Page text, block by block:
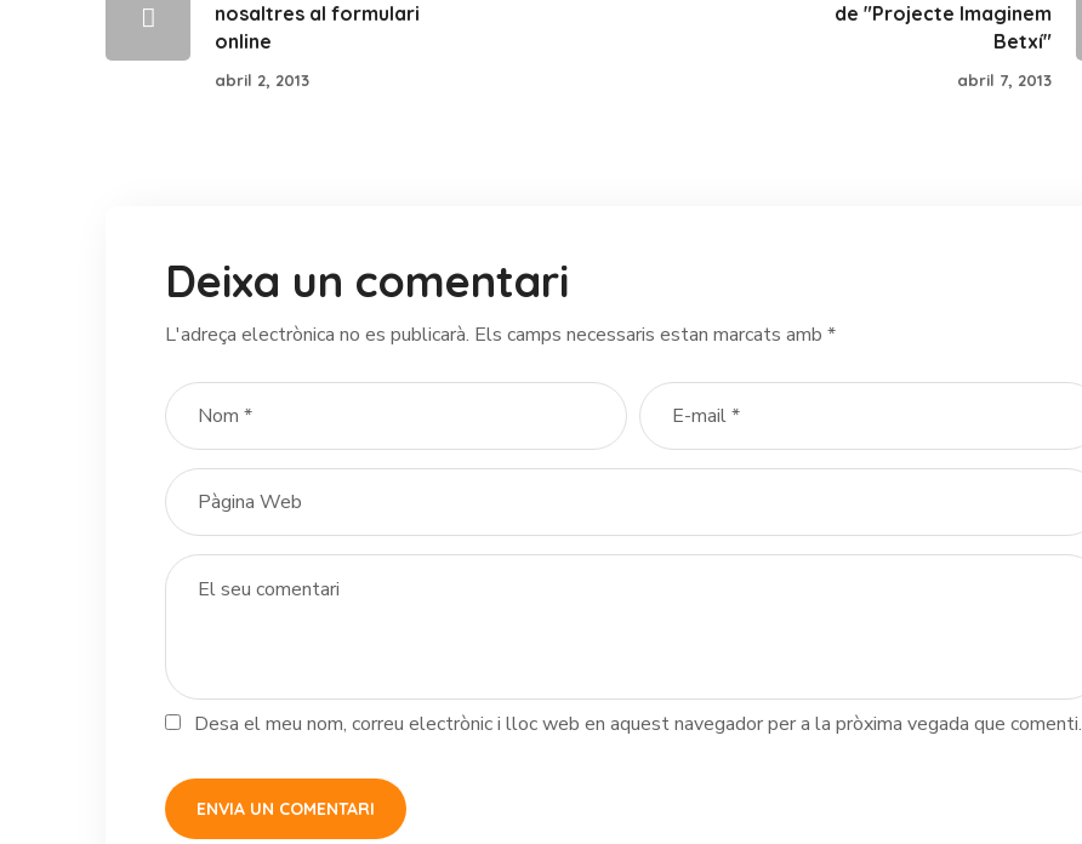
nosaltres al formulari
online
abril 2, 2013
de "Projecte Imaginem
Betxí"
abril 7, 2013
Deixa un comentari
L'adreça electrònica no es publicarà. Els camps necessaris estan marcats amb *
Desa el meu nom, correu electrònic i lloc web en aquest navegador per a la pròxima vegada que comenti.